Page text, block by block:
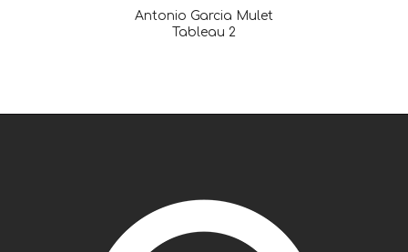
Antonio Garcia Mulet
Tableau 2